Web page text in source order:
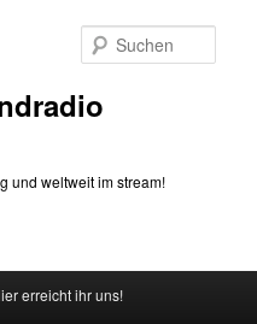
und weltweit im stream!
erreicht ihr uns!